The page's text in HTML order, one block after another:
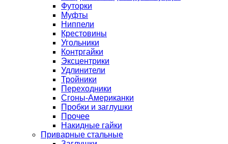
Футорки
Муфты
Ниппели
Крестовины
Угольники
Контргайки
Эксцентрики
Удлинители
Тройники
Переходники
Сгоны-Американки
Пробки и заглушки
Прочее
Накидные гайки
Приварные стальные